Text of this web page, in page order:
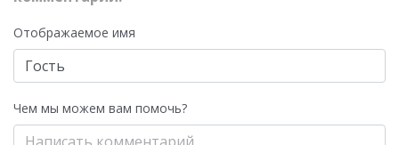
Отображаемое имя
Чем мы можем вам помочь?